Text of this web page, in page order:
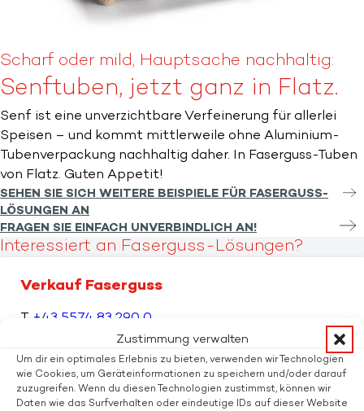
Zustimmung verwalten
Um dir ein optimales Erlebnis zu bieten, verwenden wir Technologien
wie Cookies, um Geräteinformationen zu speichern und/oder darauf
zuzugreifen. Wenn du diesen Technologien zustimmst, können wir
Daten wie das Surfverhalten oder eindeutige IDs auf dieser Website
Scharf oder mild, Hauptsache nachhaltig:
Senftuben, jetzt ganz in Flatz.
Senf ist eine unverzichtbare Verfeinerung für allerlei
Speisen – und kommt mittlerweile ohne Aluminium-
Tubenverpackung nachhaltig daher. In Faserguss-Tuben
von Flatz. Guten Appetit!
SEHEN SIE SICH WEITERE BEISPIELE FÜR FASERGUSS-
LÖSUNGEN AN
FRAGEN SIE EINFACH UNVERBINDLICH AN!
Interessiert an Faserguss-Lösungen?
Verkauf Faserguss
T +43 5574 83 290 0
F +43 5574 83 290 205
verpackungen@flatz.com
Anrede